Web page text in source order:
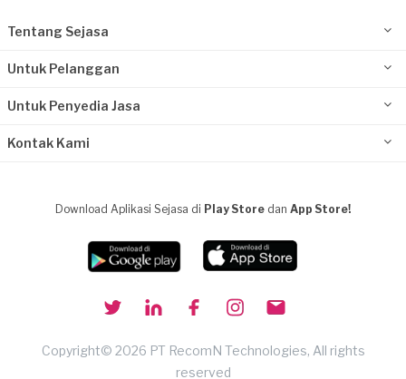
Tentang Sejasa
Untuk Pelanggan
Untuk Penyedia Jasa
Kontak Kami
Download Aplikasi Sejasa di Play Store dan App Store!
Copyright© 2026 PT RecomN Technologies, All rights
reserved